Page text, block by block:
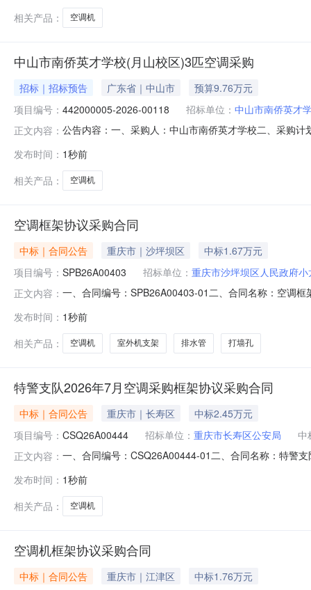
相关产品：
空调机
中山市南侨英才学校(月山校区)3匹空调采购
招标｜招标预告 广东省｜中山市
预算9.76万元
项目编号： 442000005-2026-00118 招标单位： 中山市南侨英才
正文内容： 公告内容：一、采购人：中山市南侨英才学校二、采购
发布时间： 1秒前
相关产品：
空调机
空调框架协议采购合同
中标｜合同公告 重庆市｜沙坪坝区
中标1.67万元
项目编号： SPB26A00403 招标单位： 重庆市沙坪坝区人民政府
正文内容： 一、合同编号：SPB26A00403-01二、合同名称：空调
同主要信息主要标的名称：格力（GREE）规格型号（
发布时间： 1秒前
相关产品：
空调机 室外机支架 排水管 打墙孔
特警支队2026年7月空调采购框架协议采购合同
中标｜合同公告 重庆市｜长寿区
中标2.45万元
项目编号： CSQ26A00444 招标单位： 重庆市长寿区公安局
中
正文内容： 一、合同编号：CSQ26A00444-01二、合同名称：特警
8幢2单元10-4联系方式：18523531901六、合同主要信
发布时间： 1秒前
相关产品：
空调机
空调机框架协议采购合同
中标｜合同公告 重庆市｜江津区
中标1.76万元